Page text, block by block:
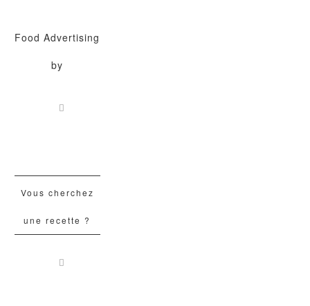
Food Advertising
by
Vous cherchez
une recette ?